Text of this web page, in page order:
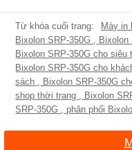
Máy in
Bixolon SRP-350G
Bixolon
Bixolon SRP-350G cho siêu
Bixolon SRP-350G cho
sách
Bixolon SRP-350G
shop thời trang
Bixolon
SRP-350G
phân phối